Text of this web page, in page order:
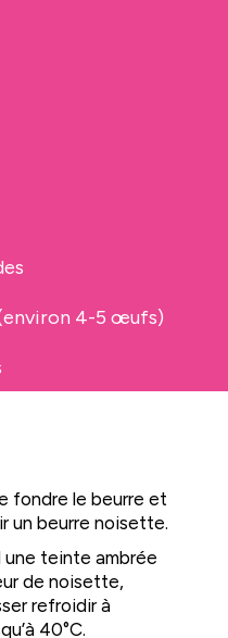
4-5 œufs)
fondre le beurre et
un beurre noisette.
une teinte ambrée
de noisette,
refroidir à
40°C.